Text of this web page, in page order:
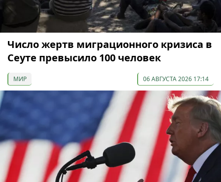
Число жертв миграционного кризиса в
Сеуте превысило 100 человек
МИР 06 АВГУСТА 2026 17:14